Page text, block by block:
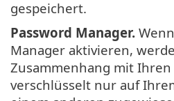
gespeichert.
Password Manager.
Manager aktivieren,
Zusammenhang mit
verschlüsselt nur auf